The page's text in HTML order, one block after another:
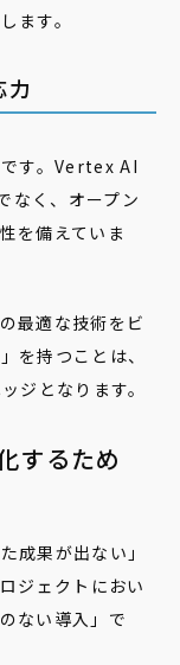
ます。
す。Vertex AI
なく、オープン
を備えていま
最適な技術をビ
を持つことは、
ジとなります。
するため
成果が出ない」
ジェクトにおい
ない導入」で